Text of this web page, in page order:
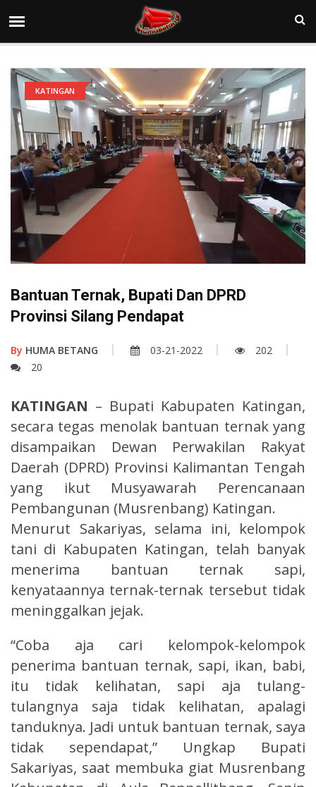
KATINGAN
Bantuan Ternak, Bupati Dan DPRD
Provinsi Silang Pendapat
By HUMA BETANG 03-21-2022
202
20
KATINGAN – Bupati Kabupaten Katingan,
secara tegas menolak bantuan ternak yang
disampaikan Dewan Perwakilan Rakyat
Daerah (DPRD) Provinsi Kalimantan Tengah
yang ikut Musyawarah Perencanaan
Pembangunan (Musrenbang) Katingan.
Menurut Sakariyas, selama ini, kelompok
tani di Kabupaten Katingan, telah banyak
menerima bantuan ternak sapi,
kenyataannya ternak-ternak tersebut tidak
meninggalkan jejak.
“Coba aja cari kelompok-kelompok
penerima bantuan ternak, sapi, ikan, babi,
itu tidak kelihatan, sapi aja tulang-
tulangnya saja tidak kelihatan, apalagi
tanduknya. Jadi untuk bantuan ternak, saya
tidak sependapat,” Ungkap Bupati
Sakariyas, saat membuka giat Musrenbang